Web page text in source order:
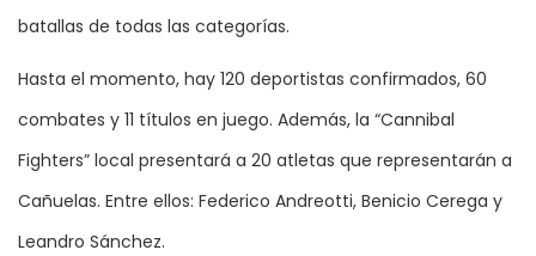
batallas de todas las categorías.
Hasta el momento, hay 120 deportistas confirmados, 60
combates y 11 títulos en juego. Además, la “Cannibal
Fighters” local presentará a 20 atletas que representarán a
Cañuelas. Entre ellos: Federico Andreotti, Benicio Cerega y
Leandro Sánchez.